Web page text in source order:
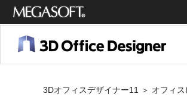
メガソ
フト株
式会社
3Dオフィスデザイナー11 ＞ オフィ